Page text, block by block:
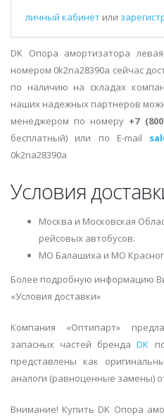
личный кабинет или
DK Опора амортизатора
номером 0k2na28390a сейчас
по наличию на складах
наших надежных партнеров
менеджером по номеру +7
бесплатный) или по E-mail
0k2na28390a
Условия
Москва и Московская
рейсовых автобусов.
МО Балашиха и МО
Более подробную информацию
«Условия доставки»
Компания «Оптипарт»
запасных частей брендаDK
представлены как
аналоги (равноценные замены)
Внимание! Купить DK Опора